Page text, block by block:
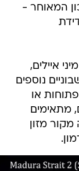
המאוחר -
איילים,
נוספים
או
מתאימים
מזון